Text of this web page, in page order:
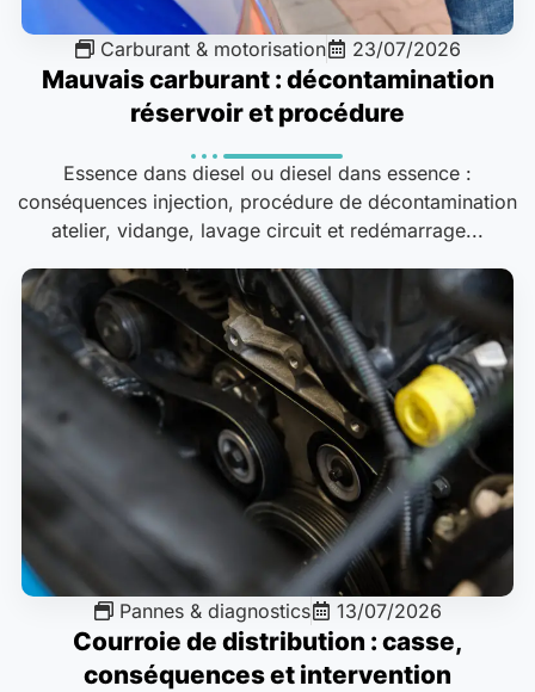
Carburant & motorisation 23/07/2026
Mauvais carburant : décontamination
réservoir et procédure
Essence dans diesel ou diesel dans essence :
conséquences injection, procédure de décontamination
atelier, vidange, lavage circuit et redémarrage...
Pannes & diagnostics 13/07/2026
Courroie de distribution : casse,
conséquences et intervention